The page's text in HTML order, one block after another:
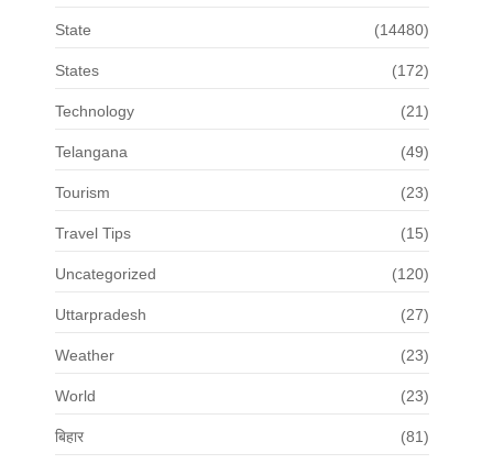
State (14480)
States (172)
Technology (21)
Telangana (49)
Tourism (23)
Travel Tips (15)
Uncategorized (120)
Uttarpradesh (27)
Weather (23)
World (23)
बिहार (81)